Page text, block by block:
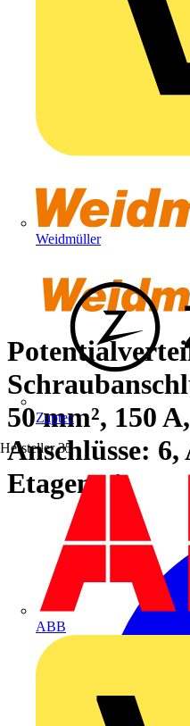
Weidmüller
Zaptec
Hersteller 35
ABB
50 mm², 150
Anschlüsse:
Etagen: 1